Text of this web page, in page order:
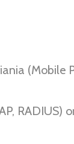
(Mobile
RADIUS)